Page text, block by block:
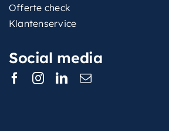
Offerte check
Klantenservice
Social media